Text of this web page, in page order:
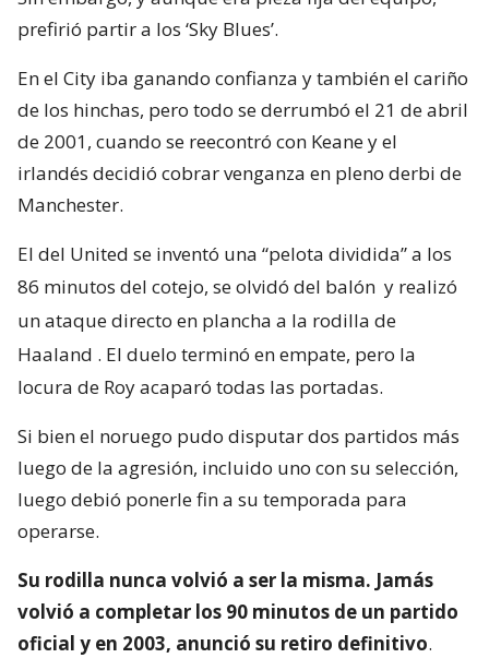
prefirió partir a los ‘Sky Blues’.
En el City iba ganando confianza y también el cariño
de los hinchas, pero todo se derrumbó el 21 de abril
de 2001, cuando se reecontró con Keane y el
irlandés decidió cobrar venganza en pleno derbi de
Manchester.
El del United se inventó una “pelota dividida” a los
86 minutos del cotejo, se olvidó del balón y realizó
un ataque directo en plancha a la rodilla de
Haaland . El duelo terminó en empate, pero la
locura de Roy acaparó todas las portadas.
Si bien el noruego pudo disputar dos partidos más
luego de la agresión, incluido uno con su selección,
luego debió ponerle fin a su temporada para
operarse.
Su rodilla nunca volvió a ser la misma. Jamás
volvió a completar los 90 minutos de un partido
oficial y en 2003, anunció su retiro definitivo.